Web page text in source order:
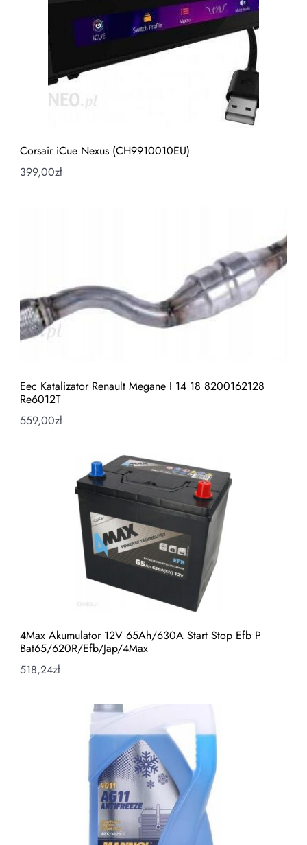
Corsair iCue Nexus (CH9910010EU)
399,00zł
Eec Katalizator Renault Megane I 14 18 8200162128
Re6012T
559,00zł
4Max Akumulator 12V 65Ah/630A Start Stop Efb P
Bat65/620R/Efb/Jap/4Max
518,24zł